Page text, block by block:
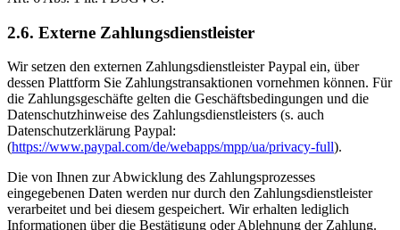
2.6. Externe Zahlungsdienstleister
Wir setzen den externen Zahlungsdienstleister Paypal ein, über
dessen Plattform Sie Zahlungstransaktionen vornehmen können. Für
die Zahlungsgeschäfte gelten die Geschäftsbedingungen und die
Datenschutzhinweise des Zahlungsdienstleisters (s. auch
Datenschutzerklärung Paypal:
(https://www.paypal.com/de/webapps/mpp/ua/privacy-full).
Die von Ihnen zur Abwicklung des Zahlungsprozesses
eingegebenen Daten werden nur durch den Zahlungsdienstleister
verarbeitet und bei diesem gespeichert. Wir erhalten lediglich
Informationen über die Bestätigung oder Ablehnung der Zahlung.